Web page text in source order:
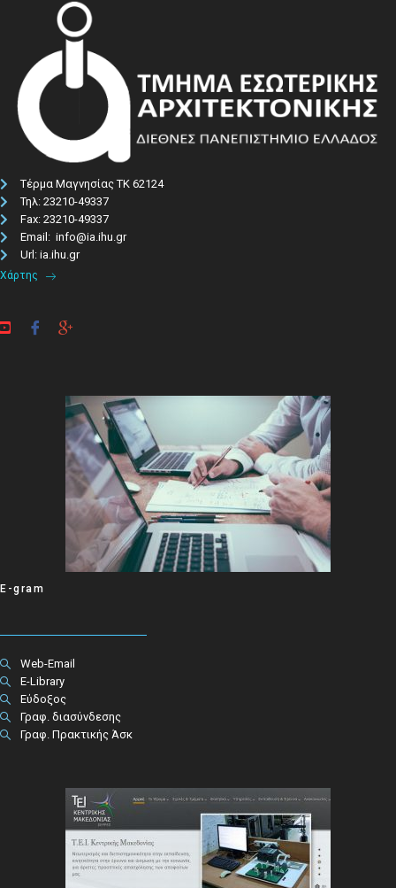
Τέρμα Μαγνησίας ΤΚ 62124
Τηλ: 23210-49337​
Fax: 23210-49337
Email: info@ia.ihu.gr
Url: ia.ihu.gr
Χάρτης
E-gram
Web-Email
E-Library
Εύδοξος
Γραφ. διασύνδεσης
Γραφ. Πρακτικής Άσκ